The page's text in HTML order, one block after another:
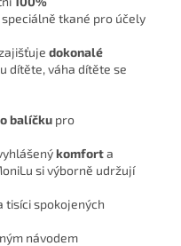
tkané pro účely
dokonalé
dítěte, váha dítěte se
balíčku pro
komforta
si výborně udržují
tisíci spokojených
návodem